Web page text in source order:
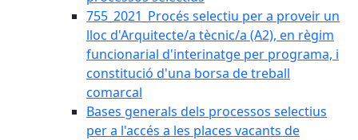
755_2021_Procés selectiu per a proveir un
lloc d'Arquitecte/a tècnic/a (A2), en règim
funcionarial d'interinatge per programa, i
constitució d'una borsa de treball
comarcal
Bases generals dels processos selectius
per a l'accés a les places vacants de